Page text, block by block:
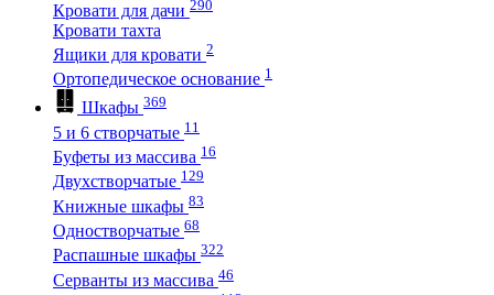
Кровати для дачи 290
Кровати тахта
Ящики для кровати 2
Ортопедическое основание 1
Шкафы 369
5 и 6 створчатые 11
Буфеты из массива 16
Двухстворчатые 129
Книжные шкафы 83
Одностворчатые 68
Распашные шкафы 322
Серванты из массива 46